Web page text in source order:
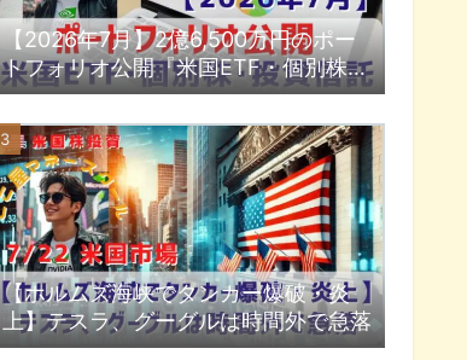
【2026年7月】2億6,500万円のポー
トフォリオ公開『米国ETF・個別株・
投資信託』
【ホルムズ海峡でタンカー爆破・炎
上】テスラ、グーグルは時間外で急落